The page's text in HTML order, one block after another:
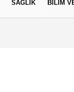
SAĞLIK BİLİM